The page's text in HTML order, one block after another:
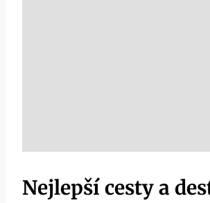
Nejlepší cesty a